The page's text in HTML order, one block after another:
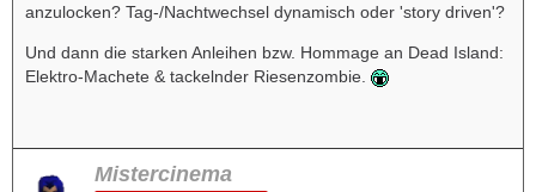
anzulocken? Tag-/Nachtwechsel dynamisch oder 'story driven'?
Und dann die starken Anleihen bzw. Hommage an Dead Island:
Elektro-Machete & tackelnder Riesenzombie.
Mistercinema